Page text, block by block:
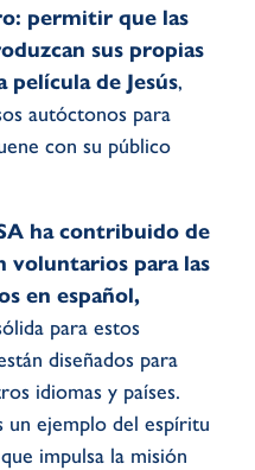
permitir que las
sus propias
película de Jesús,
autóctonos para
con su público
ha contribuido de
voluntarios para las
en español,
para estos
diseñados para
idiomas y países.
un ejemplo del espíritu
impulsa la misión